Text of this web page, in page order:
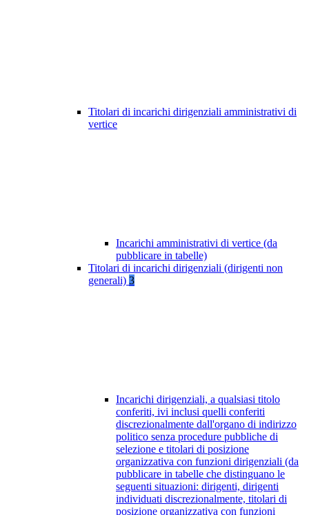
Titolari di incarichi dirigenziali amministrativi di
vertice
Incarichi amministrativi di vertice (da
pubblicare in tabelle)
Titolari di incarichi dirigenziali (dirigenti non
generali) 3
Incarichi dirigenziali, a qualsiasi titolo
conferiti, ivi inclusi quelli conferiti
discrezionalmente dall'organo di indirizzo
politico senza procedure pubbliche di
selezione e titolari di posizione
organizzativa con funzioni dirigenziali (da
pubblicare in tabelle che distinguano le
seguenti situazioni: dirigenti, dirigenti
individuati discrezionalmente, titolari di
posizione organizzativa con funzioni